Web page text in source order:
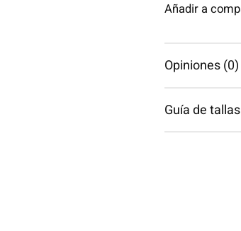
Añadir a
Opiniones (0)
Guía de tallas